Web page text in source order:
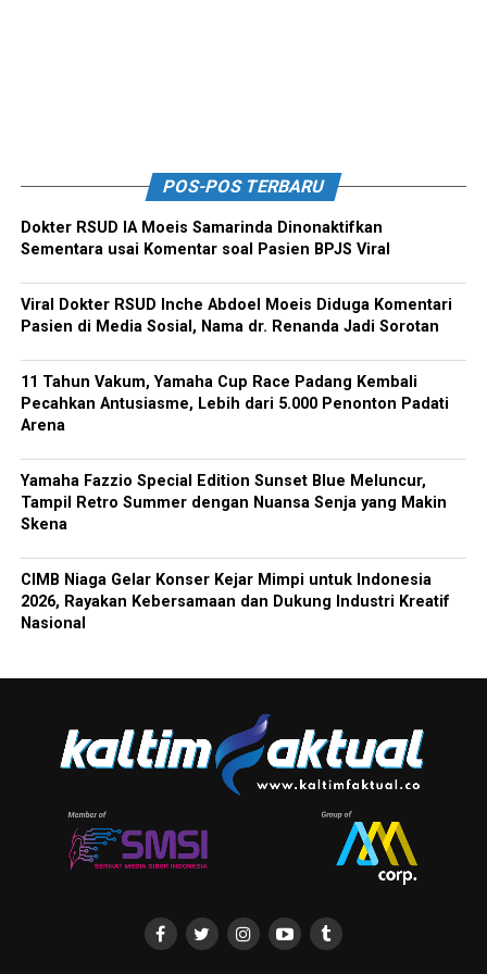
POS-POS TERBARU
Dokter RSUD IA Moeis Samarinda Dinonaktifkan
Sementara usai Komentar soal Pasien BPJS Viral
Viral Dokter RSUD Inche Abdoel Moeis Diduga Komentari
Pasien di Media Sosial, Nama dr. Renanda Jadi Sorotan
11 Tahun Vakum, Yamaha Cup Race Padang Kembali
Pecahkan Antusiasme, Lebih dari 5.000 Penonton Padati
Arena
Yamaha Fazzio Special Edition Sunset Blue Meluncur,
Tampil Retro Summer dengan Nuansa Senja yang Makin
Skena
CIMB Niaga Gelar Konser Kejar Mimpi untuk Indonesia
2026, Rayakan Kebersamaan dan Dukung Industri Kreatif
Nasional